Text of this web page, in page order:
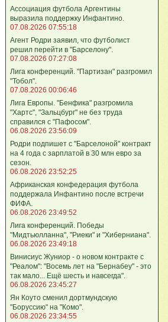
Ассоциация футбола Аргентины
выразила поддержку Инфантино.
07.08.2026 07:55:18
Агент Родри заявил, что футболист
решил перейти в "Барселону".
07.08.2026 07:27:08
Лига кoнференций. "Партизан" разгромил
"Тобол".
07.08.2026 00:06:46
Лига Европы. "Бенфика" разгромила
"Хартс", "Зальцбург" не без труда
справился с "Пафосом".
06.08.2026 23:56:09
Родри подпишет с "Барселоной" контракт
на 4 года с зарплатой в 30 млн евро за
сезон.
06.08.2026 23:52:25
Африканская конфедерация футбола
поддержала Инфантино после встречи
ФИФА.
06.08.2026 23:49:52
Лига кoнференций. Победы
"Мидтьюлланна", "Риеки" и "Хиберниана".
06.08.2026 23:49:18
Винисиус Жуниор - о новом контракте с
"Реалом": "Восемь лет на "Бернабеу" - это
так мало... Ещё шесть и навсегда".
06.08.2026 23:45:27
Ян Коуто сменил дортмундскую
"Боруссию" на "Комо".
06.08.2026 23:34:55